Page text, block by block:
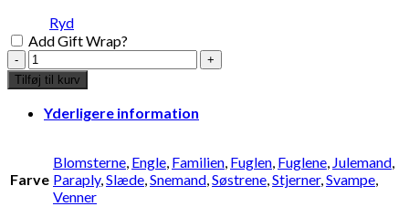
Ryd
Add Gift Wrap?
Julekort
No.
2
antal
Tilføj til kurv
Yderligere information
Farve
Blomsterne, Engle, Familien, Fuglen, Fuglene, Julemand,
Paraply,Slæde,Snemand,Søstrene,Stjerner,Svampe,
Venner